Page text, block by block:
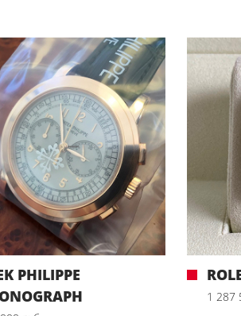
PHILIPPE
1 287